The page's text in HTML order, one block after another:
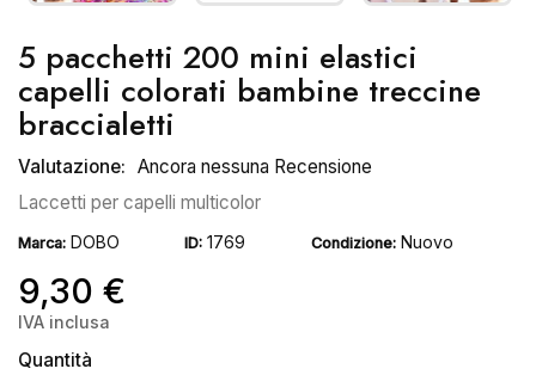
5 pacchetti 200 mini elastici
capelli colorati bambine treccine
braccialetti
Valutazione: Ancora nessuna Recensione
Laccetti per capelli multicolor
Marca: DOBO ID: 1769 Condizione: Nuovo
9,30 €
IVA inclusa
Quantità